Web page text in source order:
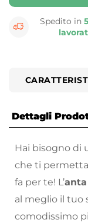
Spedito in
Dettagli
Hai bisogno di
che ti
fa per te! L’
al meglio il tuo
comodissimo